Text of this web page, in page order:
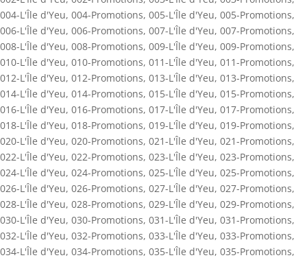
004-L'Île d'Yeu, 004-Promotions, 005-L'Île d'Yeu, 005-Promotions,
006-L'Île d'Yeu, 006-Promotions, 007-L'Île d'Yeu, 007-Promotions,
008-L'Île d'Yeu, 008-Promotions, 009-L'Île d'Yeu, 009-Promotions,
010-L'Île d'Yeu, 010-Promotions, 011-L'Île d'Yeu, 011-Promotions,
012-L'Île d'Yeu, 012-Promotions, 013-L'Île d'Yeu, 013-Promotions,
014-L'Île d'Yeu, 014-Promotions, 015-L'Île d'Yeu, 015-Promotions,
016-L'Île d'Yeu, 016-Promotions, 017-L'Île d'Yeu, 017-Promotions,
018-L'Île d'Yeu, 018-Promotions, 019-L'Île d'Yeu, 019-Promotions,
020-L'Île d'Yeu, 020-Promotions, 021-L'Île d'Yeu, 021-Promotions,
022-L'Île d'Yeu, 022-Promotions, 023-L'Île d'Yeu, 023-Promotions,
024-L'Île d'Yeu, 024-Promotions, 025-L'Île d'Yeu, 025-Promotions,
026-L'Île d'Yeu, 026-Promotions, 027-L'Île d'Yeu, 027-Promotions,
028-L'Île d'Yeu, 028-Promotions, 029-L'Île d'Yeu, 029-Promotions,
030-L'Île d'Yeu, 030-Promotions, 031-L'Île d'Yeu, 031-Promotions,
032-L'Île d'Yeu, 032-Promotions, 033-L'Île d'Yeu, 033-Promotions,
034-L'Île d'Yeu, 034-Promotions, 035-L'Île d'Yeu, 035-Promotions,